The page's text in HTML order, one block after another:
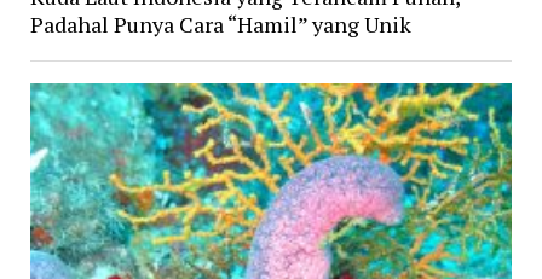
Padahal Punya Cara “Hamil” yang Unik